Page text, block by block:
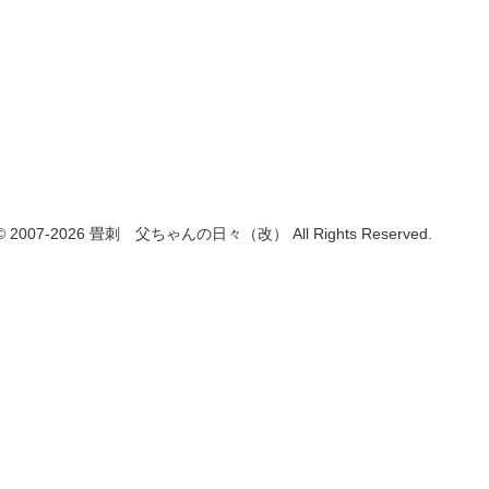
2007-2026 畳刺 父ちゃんの日々（改） All Rights Reserved.